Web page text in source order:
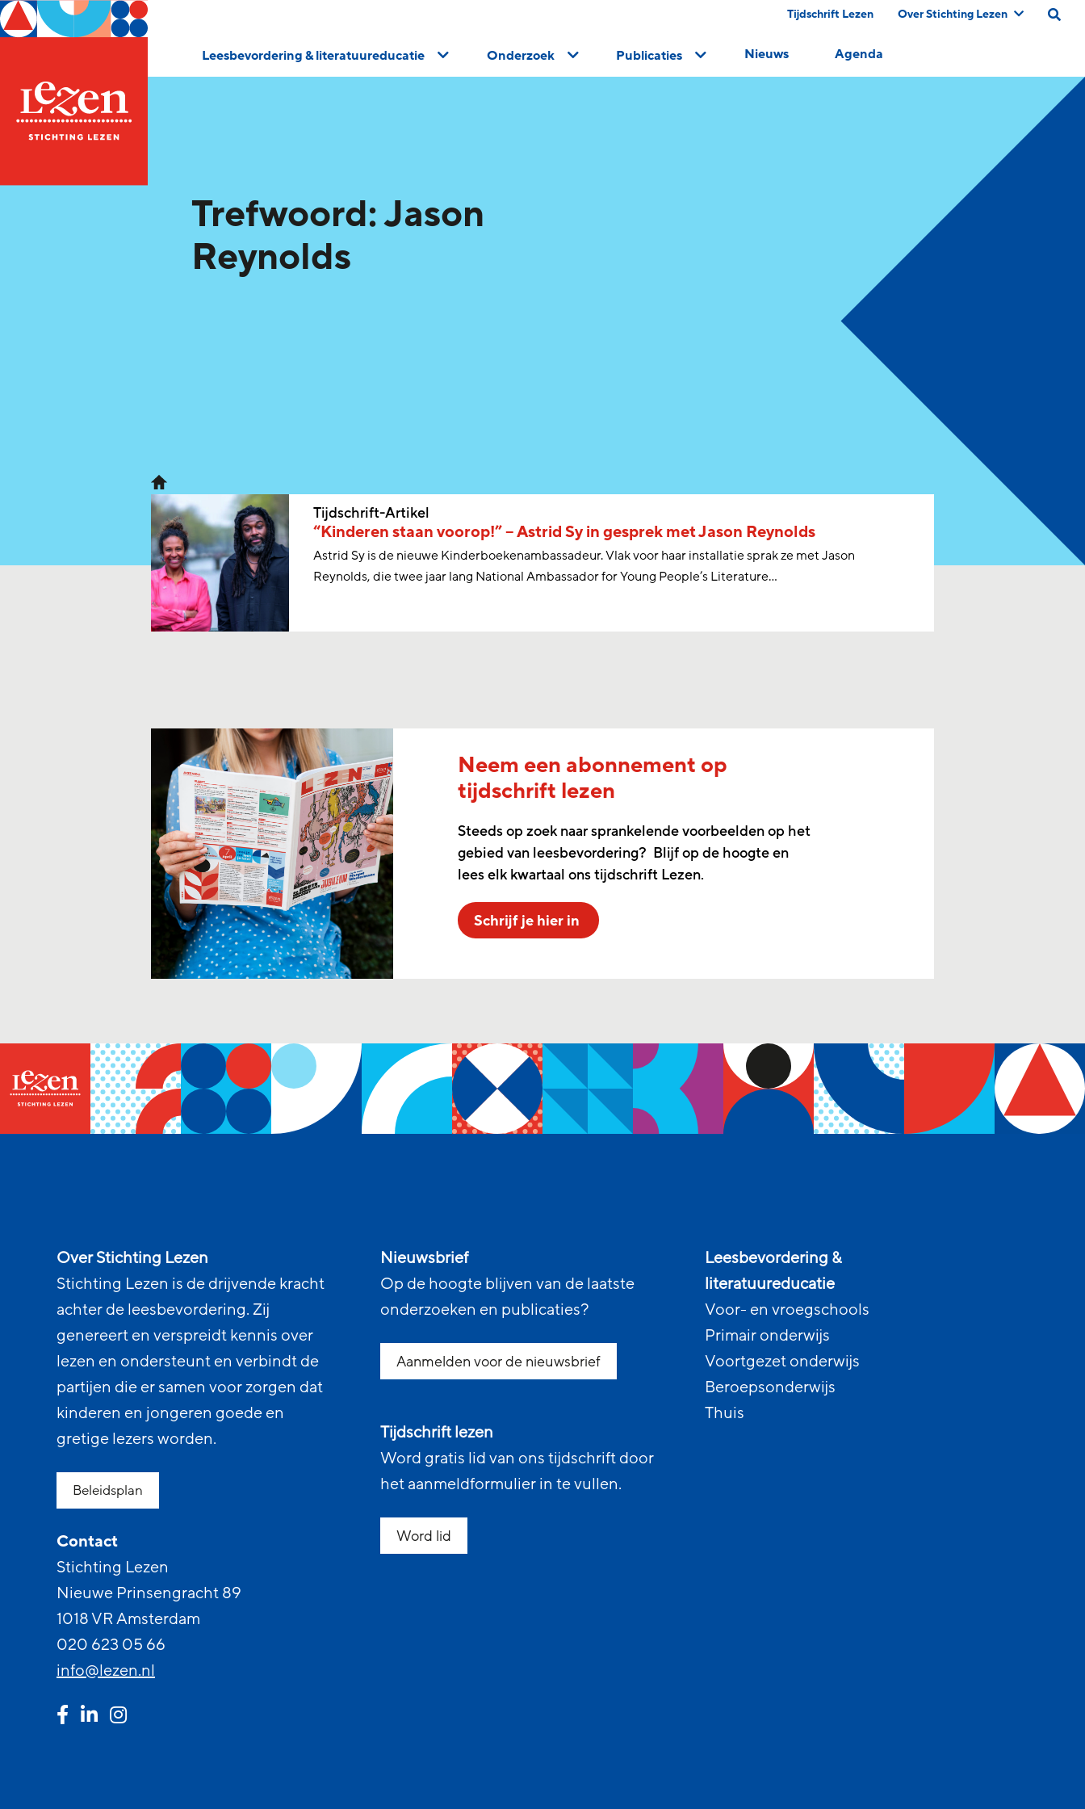
Tijdschrift Lezen Over Stichting Lezen
Leesbevordering & literatuureducatie Onderzoek Publicaties Nieuws Agenda
Trefwoord: Jason
Reynolds
Tijdschrift-Artikel
“Kinderen staan voorop!” – Astrid Sy in gesprek met Jason Reynolds
Astrid Sy is de nieuwe Kinderboekenambassadeur. Vlak voor haar installatie sprak ze met Jason
Reynolds, die twee jaar lang National Ambassador for Young People’s Literature...
Neem een abonnement op
tijdschrift lezen
Steeds op zoek naar sprankelende voorbeelden op het
gebied van leesbevordering? Blijf op de hoogte en
lees elk kwartaal ons tijdschrift Lezen.
Schrijf je hier in
Over Stichting Lezen
Stichting Lezen is de drijvende kracht
achter de leesbevordering. Zij
genereert en verspreidt kennis over
lezen en ondersteunt en verbindt de
partijen die er samen voor zorgen dat
kinderen en jongeren goede en
gretige lezers worden.
Beleidsplan
Contact
Stichting Lezen
Nieuwe Prinsengracht 89
1018 VR Amsterdam
020 623 05 66
info@lezen.nl
Nieuwsbrief
Op de hoogte blijven van de laatste
onderzoeken en publicaties?
Aanmelden voor de nieuwsbrief
Tijdschrift lezen
Word gratis lid van ons tijdschrift door
het aanmeldformulier in te vullen.
Word lid
Leesbevordering &
literatuureducatie
Voor- en vroegschools
Primair onderwijs
Voortgezet onderwijs
Beroepsonderwijs
Thuis